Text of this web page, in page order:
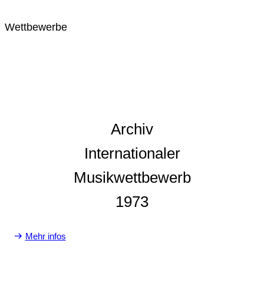
Wettbewerbe
Archiv
Internationaler
Musikwettbewerb
1973
Mehr infos